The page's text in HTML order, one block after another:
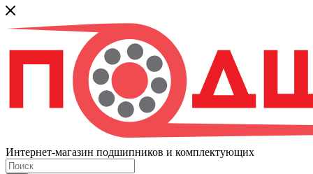
Интернет-магазин подшипников и комплектующих